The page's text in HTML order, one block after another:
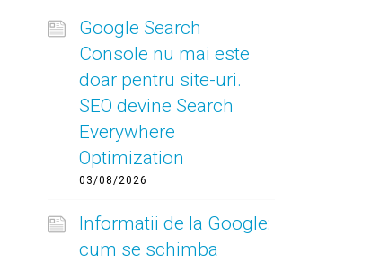
Google Search
Console nu mai este
doar pentru site-uri.
SEO devine Search
Everywhere
Optimization
03/08/2026
Informatii de la Google:
cum se schimba